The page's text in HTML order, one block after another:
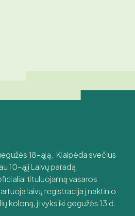
18-ąją, Klaipėda svečius
10-ąjį Laivų paradą,
tituluojamą vasaros
laivų registracija į naktinio
koloną, ji vyks iki gegužės 13 d.